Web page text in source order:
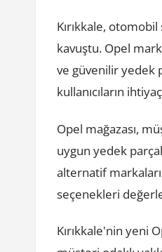
Kırıkkale,
kavuştu. Opel
ve güvenilir yedek
kullanıcıların
Opel mağazası,
uygun yedek
alternatif
seçenekleri
Kırıkkale'nin yeni